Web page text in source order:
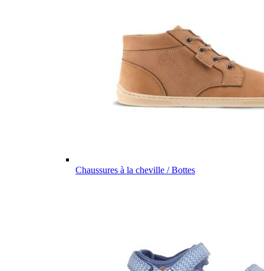
Chaussures à la cheville / Bottes